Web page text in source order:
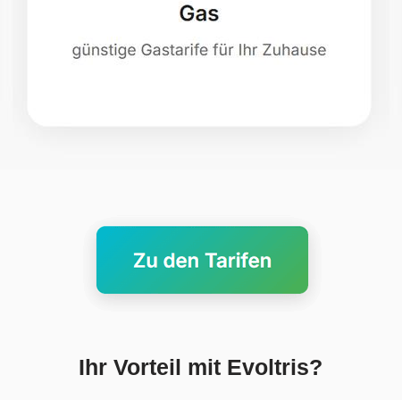
Ihr Vorteil mit Evoltris?